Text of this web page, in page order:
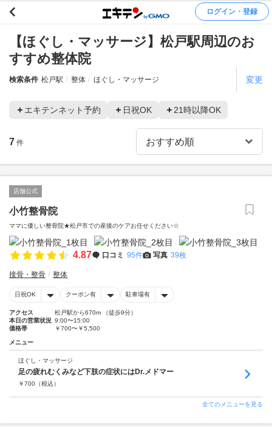
ログイン・登録
【ほぐし・マッサージ】松戸駅周辺のお
すすめ整体院
検索条件 松戸駅 整体 ほぐし・マッサージ 変更
エキテンネット予約 日祝OK 21時以降OK
7 件
店舗公式
小竹整骨院
ママに優しい整骨院★松戸市での産後のケアお任せください☆
4.87 口コミ 95件 写真 39枚
接骨・整骨 整体
日祝OK クーポン有 駐車場有
アクセス
松戸駅から670m （徒歩9分）
本日の営業状況 9:00〜15:00
価格帯
￥700〜￥5,500
メニュー
ほぐし・マッサージ
足の疲れむくみなど下肢の症状にはDr.メドマー
￥700 （税込）
全てのメニューを見る